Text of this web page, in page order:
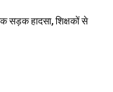
सड़क हादसा, शिक्षकों से